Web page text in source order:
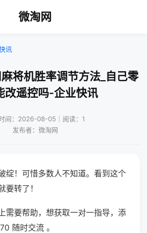
微淘网
讯
将机胜率调节方法_自己零
改遥控吗-企业快讯
间：2026-08-05｜阅读：1
发布者：微淘网
绽！可惜多数人不知道。看到这个
要转了！
需要帮助，想获取一对一指导，添
随时交流 。